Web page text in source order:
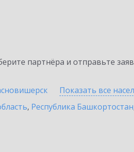
партнёра и отправьте
Показать все
, Республика Башкортостан